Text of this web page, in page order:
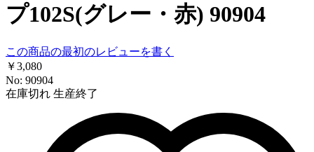
プ102S(グレー・赤) 90904
この商品の最初のレビューを書く
￥3,080
No: 90904
在庫切れ 生産終了